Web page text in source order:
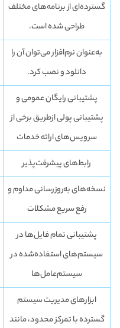
گسترده‌ای از برنامه‌های مختلف
طراحی شده است.
به‌عنوان نرم‌افزار می‌توان آن را
دانلود و نصب کرد.
پشتیبانی رایگان عمومی و
پشتیبانی پولی ازطریق برخی از
سرویس‌های ارائه خدمات
رابط‌های پیشرفت‌پذیر
نسخه‌های به‌روزرسانی مداوم و
رفع سریع مشکلات
پشتیبانی تمام فایل‌ها در
سیستم‌های استفاده‌شده در
سیستم‌‌عامل‌ها
ابزارهای مدیریت سیستم
گسترده با تمرکز محدود، مانند